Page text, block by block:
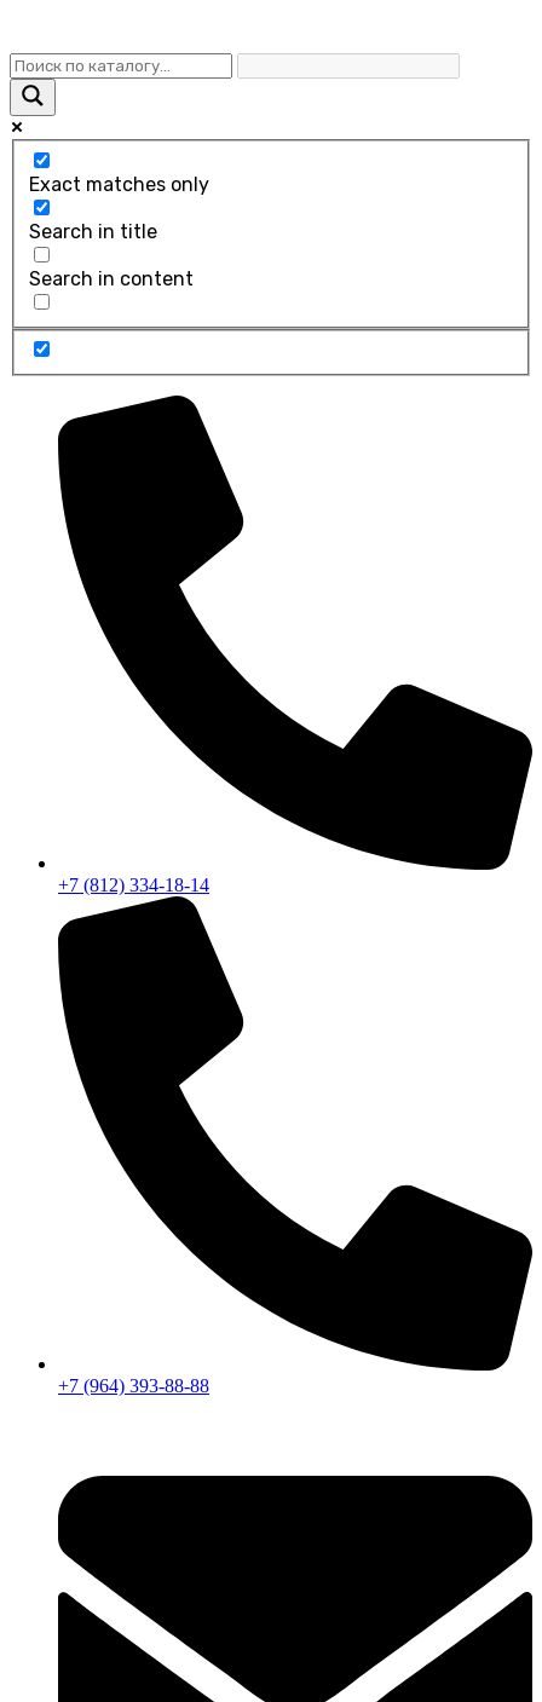
Exact matches only
Search in title
Search in content
+7 (812) 334-18-14
+7 (964) 393-88-88